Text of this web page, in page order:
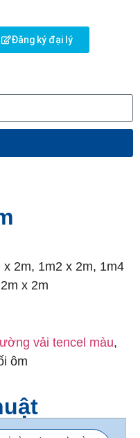
Đăng ký đại lý
2m, 1m2 x 2m, 1m4
x 2m
vải tencel màu,
ôm